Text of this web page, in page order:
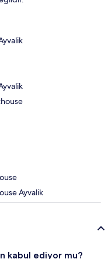
Ayvalik
kabul ediyor mu?